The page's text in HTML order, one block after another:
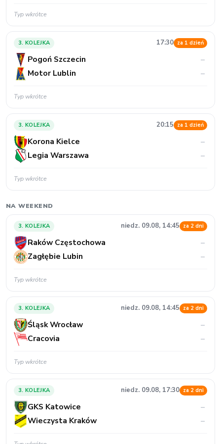
Typ wkrótce
3. KOLEJKA 17:30 za 1 dzień
Pogoń Szczecin
–
Motor Lublin
–
Typ wkrótce
3. KOLEJKA 20:15 za 1 dzień
Korona Kielce
–
Legia Warszawa
–
Typ wkrótce
NA WEEKEND
3. KOLEJKA niedz. 09.08, 14:45 za 2 dni
Raków Częstochowa
–
Zagłębie Lubin
–
Typ wkrótce
3. KOLEJKA niedz. 09.08, 14:45 za 2 dni
Śląsk Wrocław
–
Cracovia
–
Typ wkrótce
3. KOLEJKA niedz. 09.08, 17:30 za 2 dni
GKS Katowice
–
Wieczysta Kraków
–